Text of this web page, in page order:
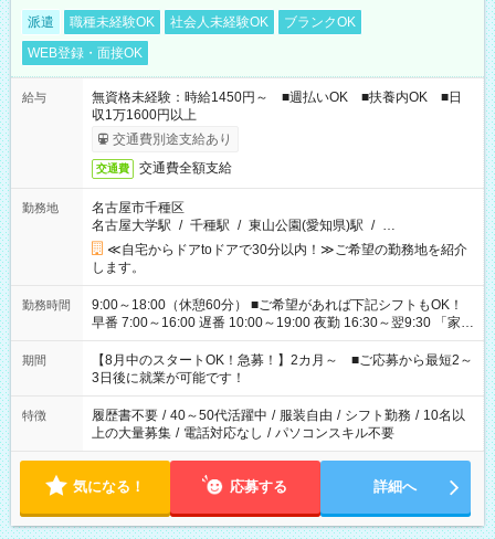
派遣 職種未経験OK 社会人未経験OK
ブランクOK
WEB登録・面接OK
給与
無資格未経験：時給1450円～ ■週払いOK ■扶養内OK ■日
収1万1600円以上
交通費別途支給あり
交通費 交通費全額支給
勤務地
名古屋市千種区
名古屋大学駅 / 千種駅 / 東山公園(愛知県)駅 / …
≪自宅からドアtoドアで30分以内！≫ご希望の勤務地を紹介
します。
勤務時間
9:00～18:00（休憩60分） ■ご希望があれば下記シフトもOK！
早番 7:00～16:00 遅番 10:00～19:00 夜勤 16:30～翌9:30 「家族
と休みを合わせたい」 「余裕を持って夕飯の準備がしたい」
「できれば残業はしたくない」 など、ご希望を教えてください
ね。 ※Wワーク希望の方へ 今ご覧のお仕事で希望する勤務時間
と、もう1つのお仕事の勤務時間。 合計で週40時間を超える場
合は応募できません。
期間
【8月中のスタートOK！急募！】2カ月～ ■ご応募から最短2～
3日後に就業が可能です！
特徴 履歴書不要 / 40～50代活躍中 / 服装自由 / シフト勤務 / 10名以
上の大量募集 / 電話対応なし / パソコンスキル不要
気になる！ 応募する 詳細へ